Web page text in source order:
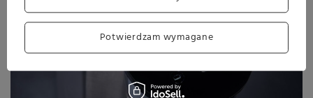
Potwierdzam wymagane